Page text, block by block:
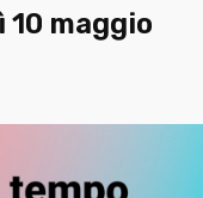
maggio